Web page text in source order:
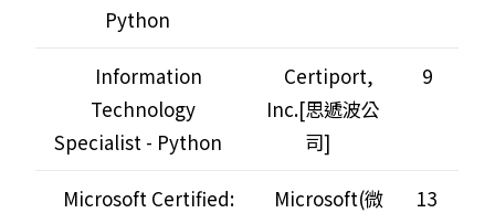
Python
Information
Technology
Specialist - Python
Certiport,
Inc.[思遞波公
司]
9
Microsoft Certified:
Microsoft(微
13